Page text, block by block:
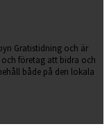
Gratistidning och är
företag att bidra och
både på den lokala